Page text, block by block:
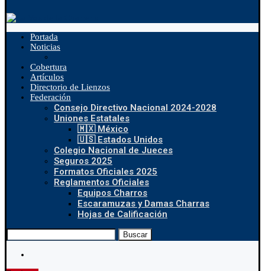
Portada
Noticias
Cobertura
Artículos
Directorio de Lienzos
Federación
Consejo Directivo Nacional 2024-2028
Uniones Estatales
🇲🇽 México
🇺🇸 Estados Unidos
Colegio Nacional de Jueces
Seguros 2025
Formatos Oficiales 2025
Reglamentos Oficiales
Equipos Charros
Escaramuzas y Damas Charras
Hojas de Calificación
Buscar